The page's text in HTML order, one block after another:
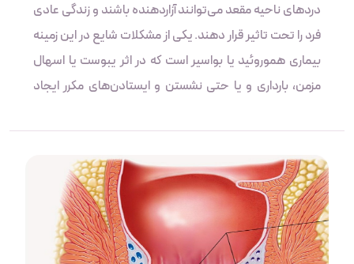
دردهای ناحیه مقعد می‌توانند آزاردهنده باشند و زندگی عادی
فرد را تحت تاثیر قرار دهند. یکی از مشکلات شایع در این زمینه
بیماری هموروئید یا بواسیر است که در اثر یبوست یا اسهال
مزمن، بارداری و یا حتی نشستن و ایستادن‌های مکرر ایجاد
درمانی پیشرفته‌تر مانند لیزر و تکنولوژی‌های نوین پزشکی،
درمان هموروئید را سریع‌تر و مؤثرتر می‌کند. در ادامه
هموروئید و اهمیت درمان به موقع آن، روش‌های درمان و مزایا
و معایب آنها مورد بررسی قرار می‌گیرند.